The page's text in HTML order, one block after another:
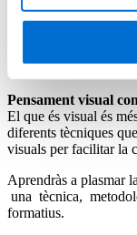
fins i tot, proposar
gran estratègia per
participació i
Pensament visual
El que és visual és
diferents tècniques
visuals per facilitar la
Aprendràs a plasmar
una tècnica,
formatius.